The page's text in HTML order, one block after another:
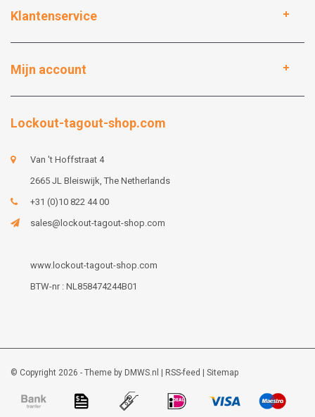
Klantenservice
Mijn account
Lockout-tagout-shop.com
Van 't Hoffstraat 4
2665 JL Bleiswijk, The Netherlands
+31 (0)10 822 44 00
sales@lockout-tagout-shop.com
www.lockout-tagout-shop.com
BTW-nr : NL858474244B01
© Copyright 2026 - Theme by DMWS.nl RSS-feed Sitemap